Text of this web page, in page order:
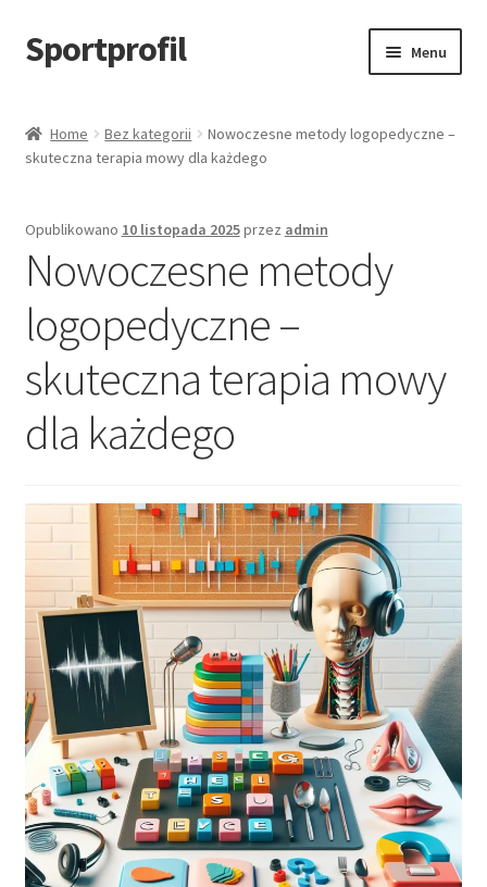
Przejdź
do
Przejdź
do
Sportprofil Menu
Blog
Koszyk
Home Bez kategorii
Nowoczesne metody logopedyczne –
skuteczna terapia mowy dla każdego
Opublikowano 10 listopada 2025przez admin
Nowoczesne metody
logopedyczne –
skuteczna terapia mowy
dla każdego